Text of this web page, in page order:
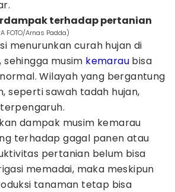
terhadap pertanian
FOTO/Arnas Padda)
menurunkan curah hujan di
, sehingga musim kemarau bisa
Wilayah yang bergantung
seperti sawah tadah hujan,
dampak musim kemarau
terhadap gagal panen atau
pertanian belum bisa
memadai, maka meskipun
tanaman tetap bisa